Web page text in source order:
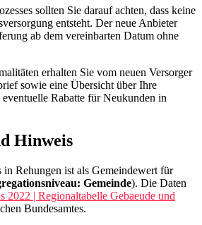
sollten Sie darauf achten, dass keine
entsteht. Der neue Anbieter
ab dem vereinbarten Datum ohne
erhalten Sie vom neuen Versorger
sowie eine Übersicht über Ihre
Rabatte für Neukunden in
Hinweis
Rehungen ist als Gemeindewert für
Gemeinde). Die Daten
2022 | Regionaltabelle Gebaeude und
Bundesamtes.